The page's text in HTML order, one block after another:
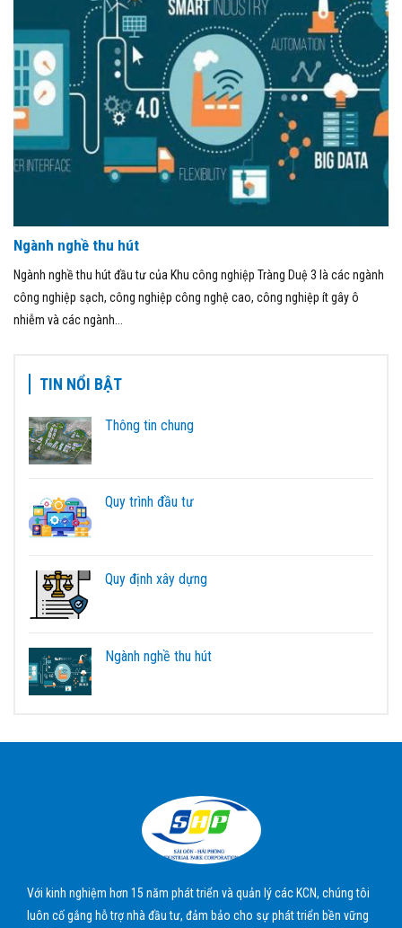
Ngành nghề thu hút
Ngành nghề thu hút đầu tư của Khu công nghiệp Tràng Duệ 3 là các ngành
công nghiệp sạch, công nghiệp công nghệ cao, công nghiệp ít gây ô
nhiễm và các ngành...
TIN NỔI BẬT
Thông tin chung
Quy trình đầu tư
Quy định xây dựng
Ngành nghề thu hút
Với kinh nghiệm hơn 15 năm phát triển và quản lý các KCN, chúng tôi
luôn cố gắng hỗ trợ nhà đầu tư, đảm bảo cho sự phát triển bền vững